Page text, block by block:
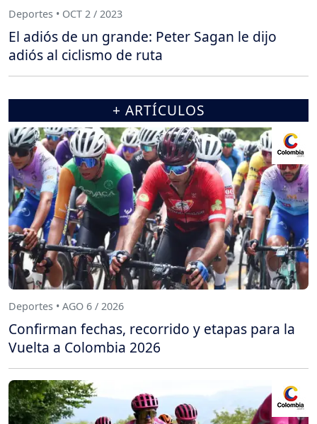
Deportes • OCT 2 / 2023
El adiós de un grande: Peter Sagan le dijo
adiós al ciclismo de ruta
+ ARTÍCULOS
Deportes • AGO 6 / 2026
Confirman fechas, recorrido y etapas para la
Vuelta a Colombia 2026